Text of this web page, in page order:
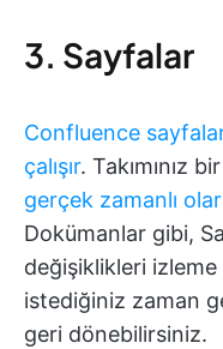
3. Sayfalar
Confluence
çalışır. Takımınız
gerçek zamanlı
Dokümanlar gibi,
değişiklikleri
istediğiniz zaman
geri dönebilirsiniz.